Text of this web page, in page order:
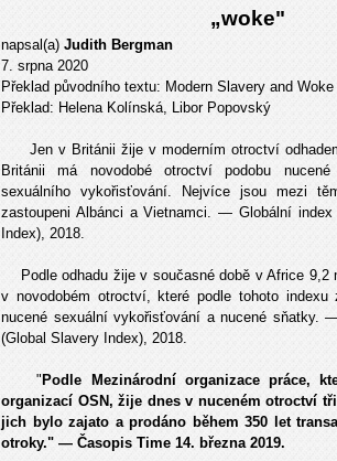
„woke"
napsal(a) Judith Bergman
7. srpna 2020
Překlad původního textu: Modern Slavery and
Překlad: Helena Kolínská, Libor Popovský
Jen v Británii žije v moderním otroctví
Británii má novodobé otroctví podobu
sexuálního vykořisťování. Nejvíce jsou mezi
zastoupeni Albánci a Vietnamci. — Globální
Index), 2018.
Podle odhadu žije v současné době v Africe 9,2
v novodobém otroctví, které podle tohoto indexu
nucené sexuální vykořisťování a nucené sňatky.
(Global Slavery Index), 2018.
" Podle Mezinárodní organizace práce,
organizací OSN, žije dnes v nuceném otroctví
jich bylo zajato a prodáno během 350 let
otroky." — Časopis Time 14. března 2019.